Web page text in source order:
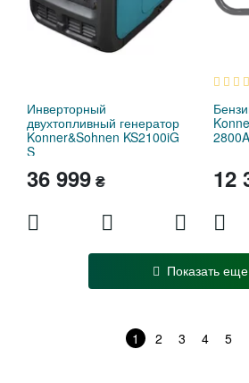
Инверторный
двухтопливный генератор
Konner&Sohnen KS2100iG
S
36 999₴
2800A
12
Показать еще
1 2 3 4 5